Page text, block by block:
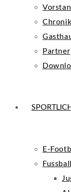
Chronik
Partner
E-
Fussball